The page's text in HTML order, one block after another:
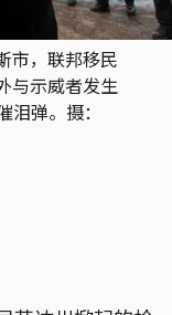
市，联邦移民
与示威者发生
弹。摄：